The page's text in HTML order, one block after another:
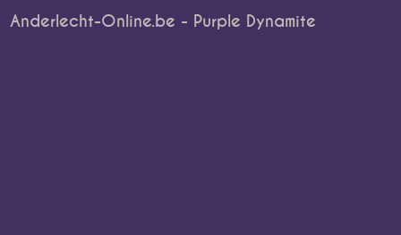
Anderlecht-Online.be - Purple Dynamite